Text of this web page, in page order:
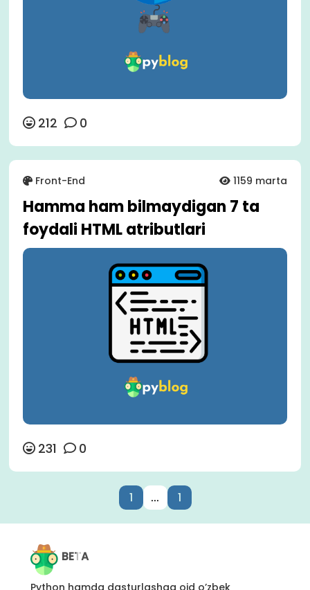
212 0
Front-End 1159 marta
Hamma ham bilmaydigan 7 ta
foydali HTML atributlari
231 0
1 ... 1
BETA
Python hamda dasturlashga oid o’zbek